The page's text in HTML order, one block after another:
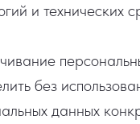
и технических
без
данных